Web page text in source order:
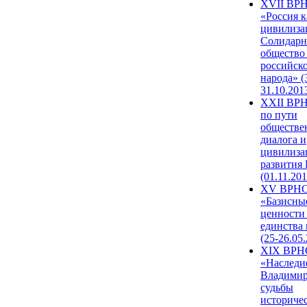
XVII
«Россия
народа»
XXII
по пути
диалога и
развития
XV
единства
(25-
XIX
судьбы